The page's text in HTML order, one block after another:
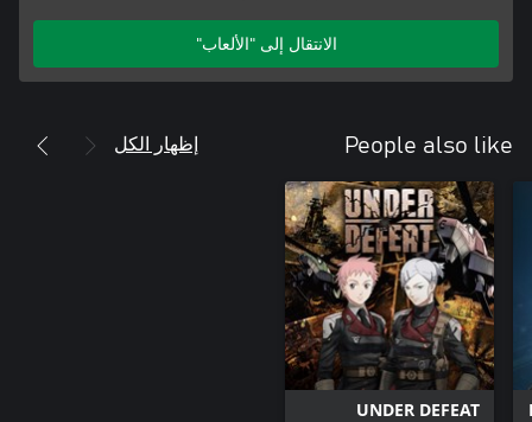
الانتقال إلى "الألعاب"
People also like إظهار الكل
UNDER DEFEAT